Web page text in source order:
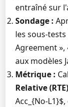
entraîné sur
Sondage :
les sous-
Agreement »,
aux modèles
Métrique :
Relative (RTE)
Acc_{No-